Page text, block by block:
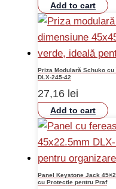
Add to cart
Priza Modulară Schuko
DLX-245-42
27,16 lei
Add to cart
Panel Keystone Jack
cu Protecție pentru Praf